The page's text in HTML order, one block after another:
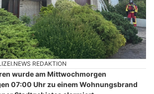
REDAKTION
wurde am Mittwochmorgen
07:00 Uhr zu einem Wohnungsbrand